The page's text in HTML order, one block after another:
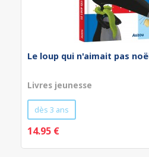
Le loup qui n'aimait pas
Livres jeunesse
dès 3 ans
14.95 €